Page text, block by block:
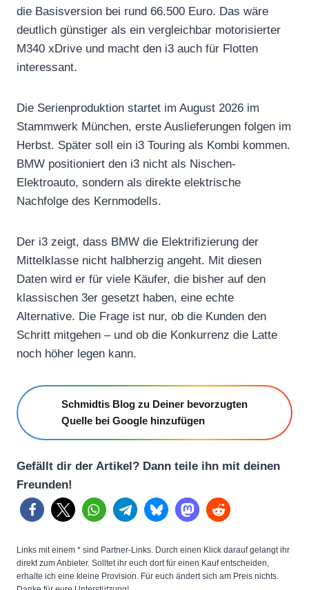
die Basisversion bei rund 66.500 Euro. Das wäre
deutlich günstiger als ein vergleichbar motorisierter
M340 xDrive und macht den i3 auch für Flotten
interessant.
Die Serienproduktion startet im August 2026 im
Stammwerk München, erste Auslieferungen folgen im
Herbst. Später soll ein i3 Touring als Kombi kommen.
BMW positioniert den i3 nicht als Nischen-
Elektroauto, sondern als direkte elektrische
Nachfolge des Kernmodells.
Der i3 zeigt, dass BMW die Elektrifizierung der
Mittelklasse nicht halbherzig angeht. Mit diesen
Daten wird er für viele Käufer, die bisher auf den
klassischen 3er gesetzt haben, eine echte
Alternative. Die Frage ist nur, ob die Kunden den
Schritt mitgehen – und ob die Konkurrenz die Latte
noch höher legen kann.
Schmidtis Blog zu Deiner bevorzugten
Quelle bei Google hinzufügen
Gefällt dir der Artikel? Dann teile ihn mit deinen
Freunden!
Links mit einem * sind Partner-Links. Durch einen Klick darauf gelangt ihr
direkt zum Anbieter. Solltet ihr euch dort für einen Kauf entscheiden,
erhalte ich eine kleine Provision. Für euch ändert sich am Preis nichts.